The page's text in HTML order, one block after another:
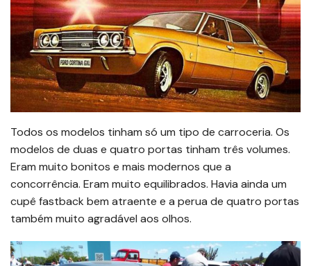
Todos os modelos tinham só um tipo de carroceria. Os
modelos de duas e quatro portas tinham três volumes.
Eram muito bonitos e mais modernos que a
concorrência. Eram muito equilibrados. Havia ainda um
cupê fastback bem atraente e a perua de quatro portas
também muito agradável aos olhos.